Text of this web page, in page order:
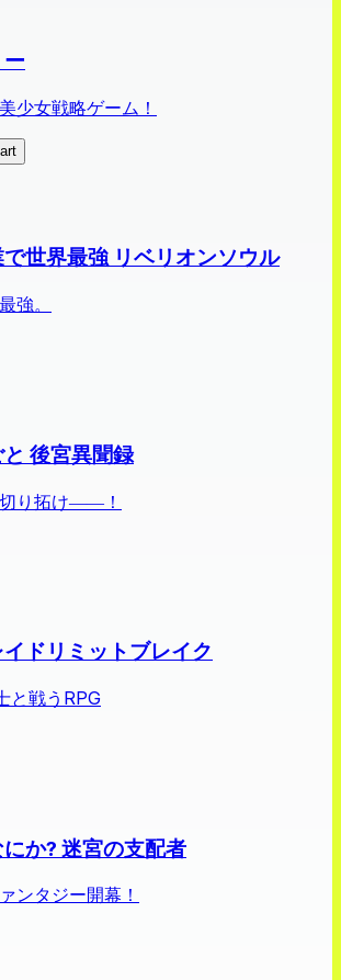
少女戦略ゲーム！
世界最強 リベリオンソウル
強。
後宮異聞録
り拓け――！
ドリミットブレイク
と戦うRPG
か? 迷宮の支配者
ンタジー開幕！